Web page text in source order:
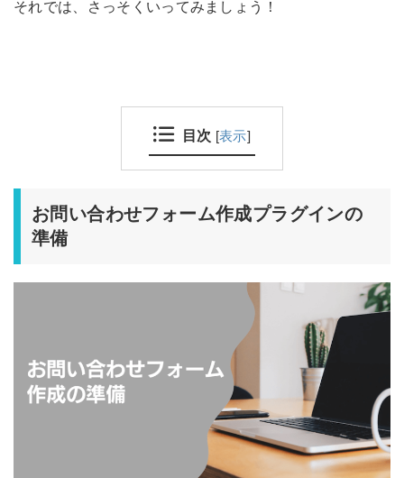
それでは、さっそくいってみましょう！
目次 [表示]
お問い合わせフォーム作成プラグインの
準備